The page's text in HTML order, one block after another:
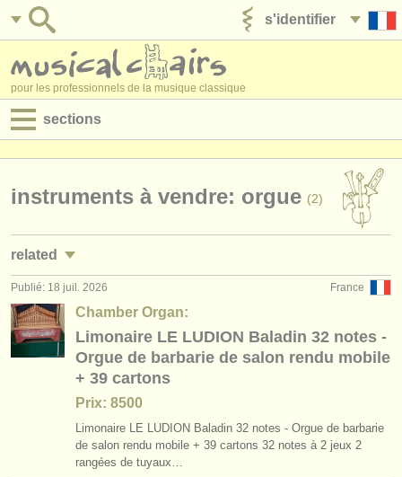
s'identifier
pour les professionnels de la musique classique
sections
jobs - administration
degree courses
stages/cours
concours/ prix
instruments à vendre
instruments volés
instruments à vendre: orgue (2)
related
jobs - performance: piano
jobs - enseignement: piano (10)
jobs - enseignement: orgue
masterclass orgue
France
Publié: 18 juil. 2026
Chamber Organ:
Limonaire LE LUDION Baladin 32 notes -
Orgue de barbarie de salon rendu mobile
+ 39 cartons
Prix: 8500
Limonaire LE LUDION Baladin 32 notes - Orgue de barbarie
de salon rendu mobile + 39 cartons 32 notes à 2 jeux 2
rangées de tuyaux…